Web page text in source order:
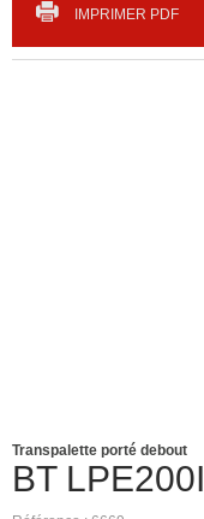
IMPRIMER PDF
BT LPE200I
Transpalette porté debout